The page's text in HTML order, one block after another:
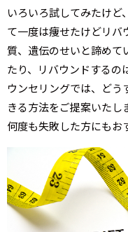
いろいろ試してみたけど
て一度は痩せたけどリバ
質、遺伝のせいと諦めて
たり、リバウンドするの
ウンセリングでは、ど
きる方法をご提案いたし
何度も失敗した方にもお